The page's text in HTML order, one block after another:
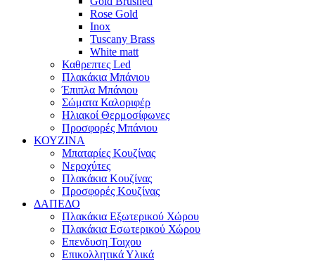
Rose Gold
Inox
Tuscany Brass
White matt
Καθρεπτες Led
Πλακάκια Μπάνιου
Έπιπλα Μπάνιου
Σώματα Καλοριφέρ
Ηλιακοί Θερμοσίφωνες
Προσφορές Μπάνιου
ΚΟΥΖΙΝΑ
Μπαταρίες Κουζίνας
Νεροχύτες
Πλακάκια Κουζίνας
Προσφορές Κουζίνας
ΔΑΠΕΔΟ
Πλακάκια Εξωτερικού Χώρου
Πλακάκια Εσωτερικού Χώρου
Επενδυση Τοιχου
Επικολλητικά Υλικά